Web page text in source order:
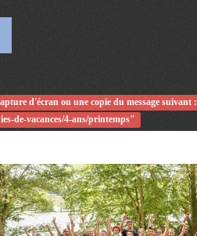
d'écran ou une copie du message suivant :
de-vacances/4-ans/printemps"